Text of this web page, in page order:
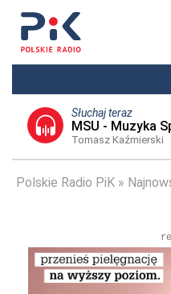
Słuchaj teraz
MSU - Muzyka
Tomasz Kaźmierski
Polskie Radio PiK